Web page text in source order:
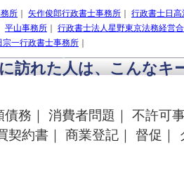
所 矢作俊郎行政書士事務所
行政書士日
平山事務所
行政書士法人星野東京法務経営
宗一行政書士事務所
訪れた人は、こんなキ
債務｜ 消費者問題｜ 不許可
契約書｜ 商業登記｜ 督促｜